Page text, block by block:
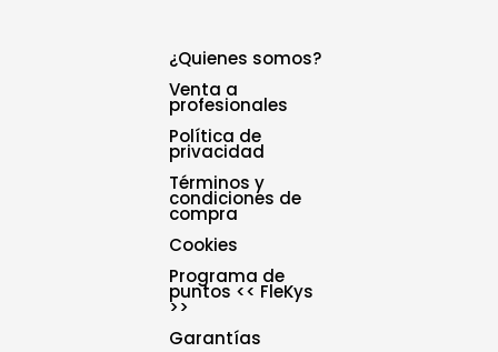
¿Quienes somos?
Venta a
profesionales
Política de
privacidad
Términos y
condiciones de
compra
Cookies
Programa de
puntos << FleKys
>>
Garantías